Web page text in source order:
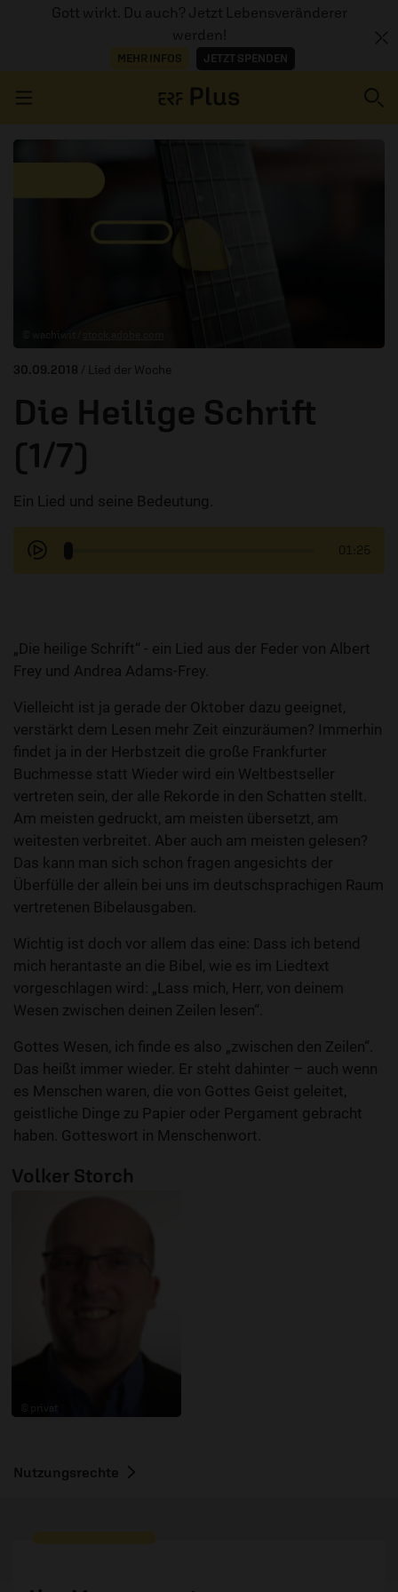
Gott wirkt. Du auch? Jetzt Lebensveränderer
werden!
MEHR INFOS JETZT SPENDEN
AUDIOTHEK
30.09.2018 / Lied der Woche
Die Heilige Schrift
(1/7)
Ein Lied und seine Bedeutung.
01:25
„Die heilige Schrift“ - ein Lied aus der Feder von Albert
Frey und Andrea Adams-Frey.
Vielleicht ist ja gerade der Oktober dazu geeignet,
verstärkt dem Lesen mehr Zeit einzuräumen? Immerhin
findet ja in der Herbstzeit die große Frankfurter
Buchmesse statt Wieder wird ein Weltbestseller
vertreten sein, der alle Rekorde in den Schatten stellt.
Am meisten gedruckt, am meisten übersetzt, am
weitesten verbreitet. Aber auch am meisten gelesen?
Das kann man sich schon fragen angesichts der
Überfülle der allein bei uns im deutschsprachigen Raum
vertretenen Bibelausgaben.
Wichtig ist doch vor allem das eine: Dass ich betend
mich herantaste an die Bibel, wie es im Liedtext
vorgeschlagen wird: „Lass mich, Herr, von deinem
Wesen zwischen deinen Zeilen lesen“.
Gottes Wesen, ich finde es also „zwischen den Zeilen“.
Das heißt immer wieder. Er steht dahinter – auch wenn
es Menschen waren, die von Gottes Geist geleitet,
geistliche Dinge zu Papier oder Pergament gebracht
haben. Gotteswort in Menschenwort.
Volker Storch
Nutzungsrechte